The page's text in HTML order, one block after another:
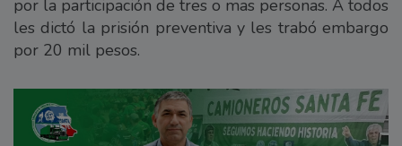
por la participación de tres o mas personas. A todos
les dictó la prisión preventiva y les trabó embargo
por 20 mil pesos.